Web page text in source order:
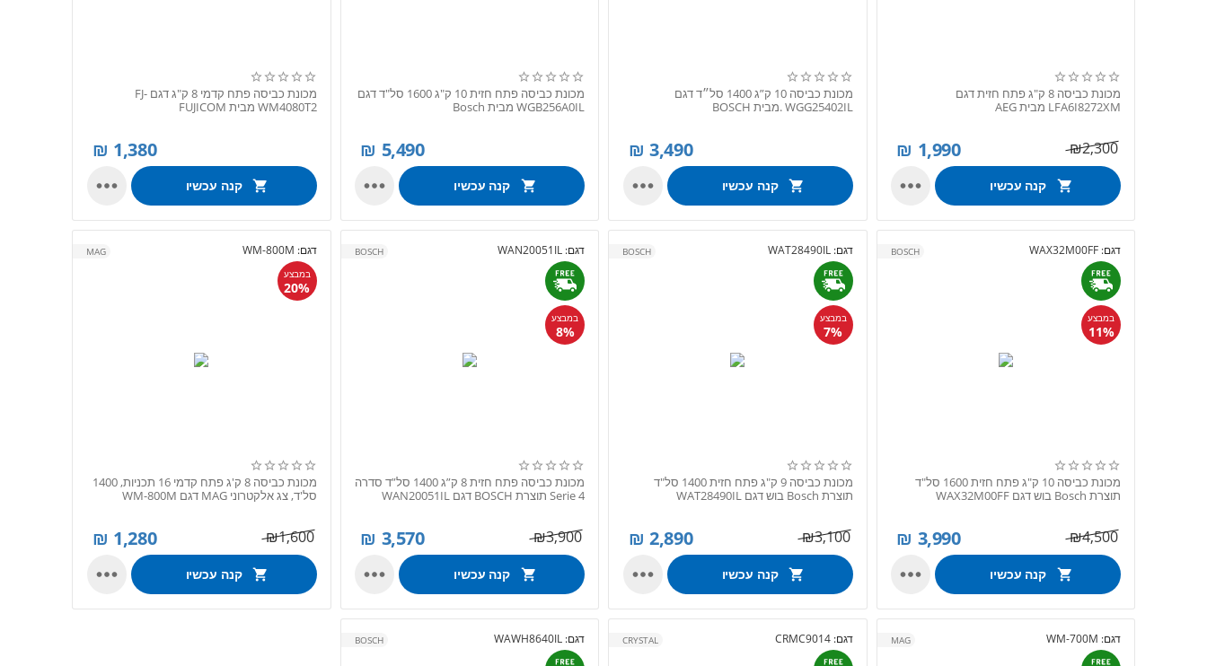
מכונת כביסה 8 ק"ג פתח חזית דגם
LFA6I8272XM מבית AEG
2,300
₪
1,990
₪
קנה עכשיו 
מכונת כביסה 10 ק”ג 1400 סל״ד דגם
WGG25402IL .מבית BOSCH
3,490
₪
קנה עכשיו 
מכונת כביסה פתח חזית 10 ק"ג 1600 סל"ד דגם
WGB256A0IL מבית Bosch
5,490
₪
קנה עכשיו 
מכונת כביסה פתח קדמי 8 ק"ג דגם FJ-
WM4080T2 מבית FUJICOM
1,380
₪
קנה עכשיו 
דגם: WAX32M00FF
במבצע
11%
BOSCH
מכונת כביסה 10 ק"ג פתח חזית 1600 סל"ד
תוצרת Bosch בוש דגם WAX32M00FF
4,500
₪
3,990
₪
קנה עכשיו 
דגם: WAT28490IL
במבצע
7%
BOSCH
מכונת כביסה 9 ק"ג פתח חזית 1400 סל"ד
תוצרת Bosch בוש דגם WAT28490IL
3,100
₪
2,890
₪
קנה עכשיו 
דגם: WAN20051IL
במבצע
8%
BOSCH
מכונת כביסה פתח חזית 8 ק”ג 1400 סל”ד סדרה
Serie 4 תוצרת BOSCH דגם WAN20051IL
3,900
₪
3,570
₪
קנה עכשיו 
דגם: WM-800M
במבצע
20%
MAG
מכונת כביסה 8 ק'ג פתח קדמי 16 תכניות, 1400
סל'ד, צג אלקטרוני MAG דגם WM-800M
1,600
₪
1,280
₪
קנה עכשיו 
דגם: WM-700M
MAG דגם: CRMC9014
CRYSTAL דגם: WAWH8640IL
BOSCH